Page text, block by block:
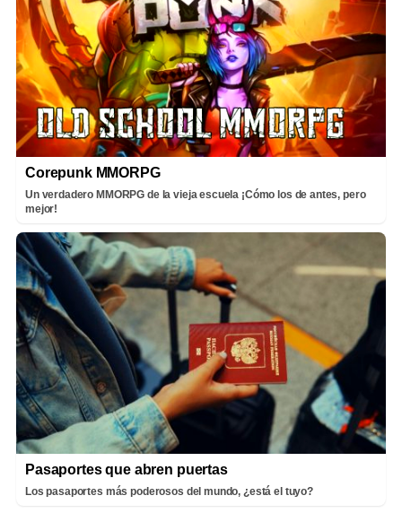
Corepunk MMORPG
Un verdadero MMORPG de la vieja escuela ¡Cómo los de antes, pero
mejor!
Pasaportes que abren puertas
Los pasaportes más poderosos del mundo, ¿está el tuyo?